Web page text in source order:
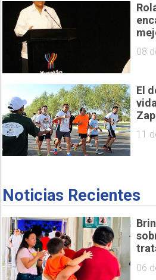
08
El
11
Noticias Recientes
06